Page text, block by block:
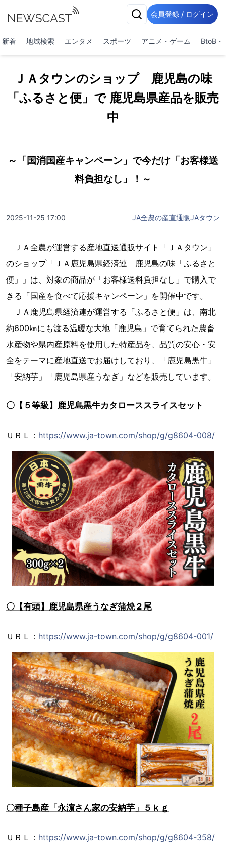
会員登録 / ログイン
新着 地域検索 エンタメ スポーツ アニメ・ゲーム BtoB・
ＪＡタウンのショップ 鹿児島の味
「ふるさと便」で 鹿児島県産品を販売
中
～「国消国産キャンペーン」で今だけ「お客様送
料負担なし」！～
2025-11-25 17:00 JA全農の産直通販JAタウン
ＪＡ全農が運営する産地直送通販サイト「ＪＡタウン」
のショップ「ＪＡ鹿児島県経済連 鹿児島の味「ふるさと
便」」は、対象の商品が「お客様送料負担なし」で購入で
きる「国産を食べて応援キャンペーン」を開催中です。
ＪＡ鹿児島県経済連が運営する「ふるさと便」は、南北
約600㎞にも渡る温暖な大地「鹿児島」で育てられた農畜
水産物や県内産原料を使用した特産品を、品質の安心・安
全をテーマに産地直送でお届けしており、「鹿児島黒牛」
「安納芋」「鹿児島県産うなぎ」などを販売しています。
〇【５等級】鹿児島黒牛カタローススライスセット
ＵＲＬ： https://www.ja-town.com/shop/g/g8604-008/
〇【有頭】鹿児島県産うなぎ蒲焼２尾
ＵＲＬ： https://www.ja-town.com/shop/g/g8604-001/
〇種子島産「永濵さん家の安納芋」５ｋｇ
ＵＲＬ： https://www.ja-town.com/shop/g/g8604-358/